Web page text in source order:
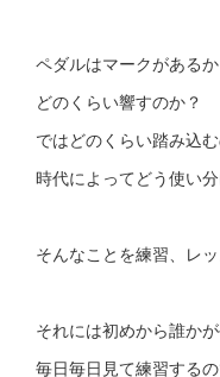
ペダルはマークがある
どのくらい響すのか？
ではどのくらい踏み込
時代によってどう使い
そんなことを練習、レ
それには初めから誰か
毎日毎日見て練習するの